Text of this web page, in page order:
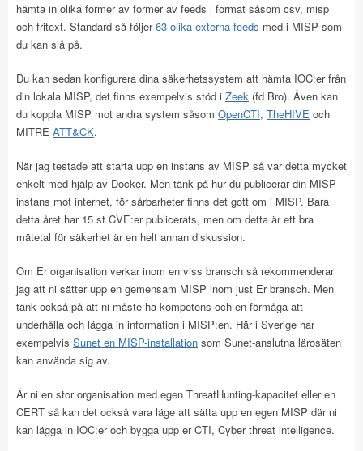
hämta in olika former av former av feeds i format såsom csv, misp
och fritext. Standard så följer63 olika externa feeds med i MISP som
du kan slå på.
Du kan sedan konfigurera dina säkerhetssystem att hämta IOC:er från
din lokala MISP, det finns exempelvis stöd i Zeek (fd Bro). Även kan
du koppla MISP mot andra system såsom OpenCTI, TheHIVE och
MITRE ATT&CK.
När jag testade att starta upp en instans av MISP så var detta mycket
enkelt med hjälp av Docker. Men tänk på hur du publicerar din MISP-
instans mot internet, för sårbarheter finns det gott om i MISP. Bara
detta året har 15 st CVE:er publicerats, men om detta är ett bra
mätetal för säkerhet är en helt annan diskussion.
Om Er organisation verkar inom en viss bransch så rekommenderar
jag att ni sätter upp en gemensam MISP inom just Er bransch. Men
tänk också på att ni måste ha kompetens och en förmåga att
underhålla och lägga in information i MISP:en. Här i Sverige har
exempelvis Sunet en MISP-installation som Sunet-anslutna lärosäten
kan använda sig av.
Är ni en stor organisation med egen ThreatHunting-kapacitet eller en
CERT så kan det också vara läge att sätta upp en egen MISP där ni
kan lägga in IOC:er och bygga upp er CTI, Cyber threat intelligence.